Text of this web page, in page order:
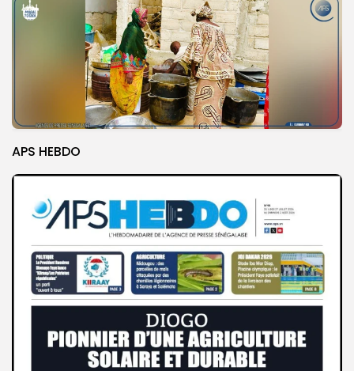
APS HEBDO